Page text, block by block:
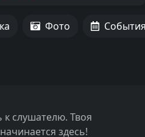
Фото
слушателю. Твоя
здесь!